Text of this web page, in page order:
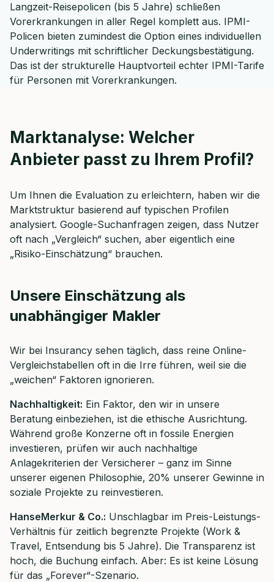
Langzeit-Reisepolicen (bis 5 Jahre) schließen
Vorerkrankungen in aller Regel komplett aus. IPMI-
Policen bieten zumindest die Option eines individuellen
Underwritings mit schriftlicher Deckungsbestätigung.
Das ist der strukturelle Hauptvorteil echter IPMI-Tarife
für Personen mit Vorerkrankungen.
Marktanalyse: Welcher
Anbieter passt zu Ihrem Profil?
Um Ihnen die Evaluation zu erleichtern, haben wir die
Marktstruktur basierend auf typischen Profilen
analysiert. Google-Suchanfragen zeigen, dass Nutzer
oft nach „Vergleich“ suchen, aber eigentlich eine
„Risiko-Einschätzung“ brauchen.
Unsere Einschätzung als
unabhängiger Makler
Wir bei Insurancy sehen täglich, dass reine Online-
Vergleichstabellen oft in die Irre führen, weil sie die
„weichen“ Faktoren ignorieren.
Nachhaltigkeit: Ein Faktor, den wir in unsere
Beratung einbeziehen, ist die ethische Ausrichtung.
Während große Konzerne oft in fossile Energien
investieren, prüfen wir auch nachhaltige
Anlagekriterien der Versicherer – ganz im Sinne
unserer eigenen Philosophie, 20% unserer Gewinne in
soziale Projekte zu reinvestieren.
HanseMerkur & Co.: Unschlagbar im Preis-Leistungs-
Verhältnis für zeitlich begrenzte Projekte (Work &
Travel, Entsendung bis 5 Jahre). Die Transparenz ist
hoch, die Buchung einfach. Aber: Es ist keine Lösung
für das „Forever“-Szenario.